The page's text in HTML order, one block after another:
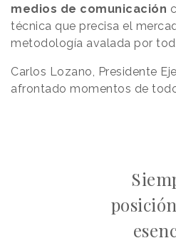
medios de comunicación
técnica que precisa el
metodología avalada por
Carlos Lozano, Presidente
afrontado momentos de